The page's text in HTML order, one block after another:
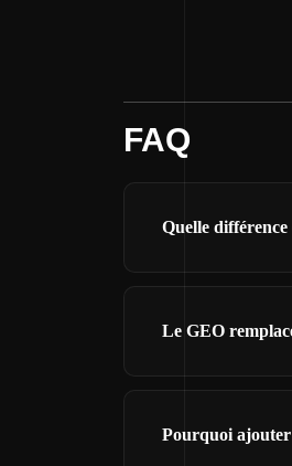
FAQ
Quelle
Le GEO
Pourquoi ajouter